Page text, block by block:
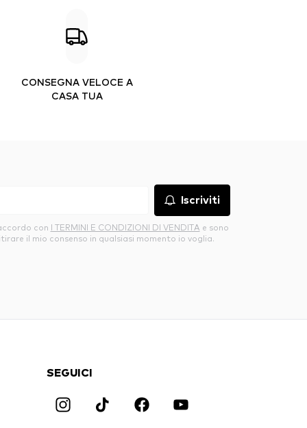
CONSEGNA VELOCE A
CASA TUA
Iscriviti
con I TERMINI E CONDIZIONI DI VENDITA e sono
il mio consenso in qualsiasi momento io voglia.
SEGUICI